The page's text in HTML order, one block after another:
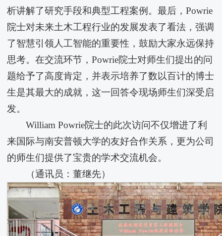
析讲解了研究手段和典型工程案例。最后，Powrie
院士对未来土木工程行业的发展发表了看法，强调
了智慧引领人工智能的重要性，鼓励大家永远保持
思考。在交流环节，Powrie院士对师生们提出的问
题给予了高度肯定，并表示培养了数以百计的博士
生是其最大的成就，这一回答令现场师生们深受启
发。
William Powrie院士的此次访问不仅增进了利
来国际与南安普顿大学的友好合作关系，更为公司
的师生们提供了宝贵的学术交流机会。
（通讯员：董继先）